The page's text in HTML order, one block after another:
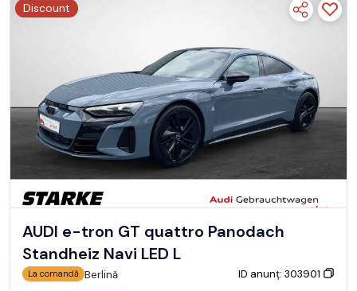
Discount
AUDI e-tron GT quattro Panodach
Standheiz Navi LED L
La comandă Berlină
ID anunț: 303901